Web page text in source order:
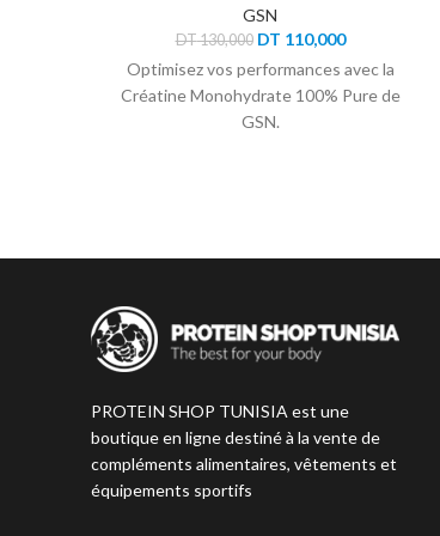
GSN
DT130,000 Le
prix
initial
était :
DT 130,000.
DT 110,000Le
actuel
est :
Optimisez vos performances avec la
Créatine Monohydrate 100% Pure de
GSN.
PROTEIN SHOP TUNISIA est une
boutique en ligne destiné à la vente de
compléments alimentaires, vêtements et
équipements sportifs